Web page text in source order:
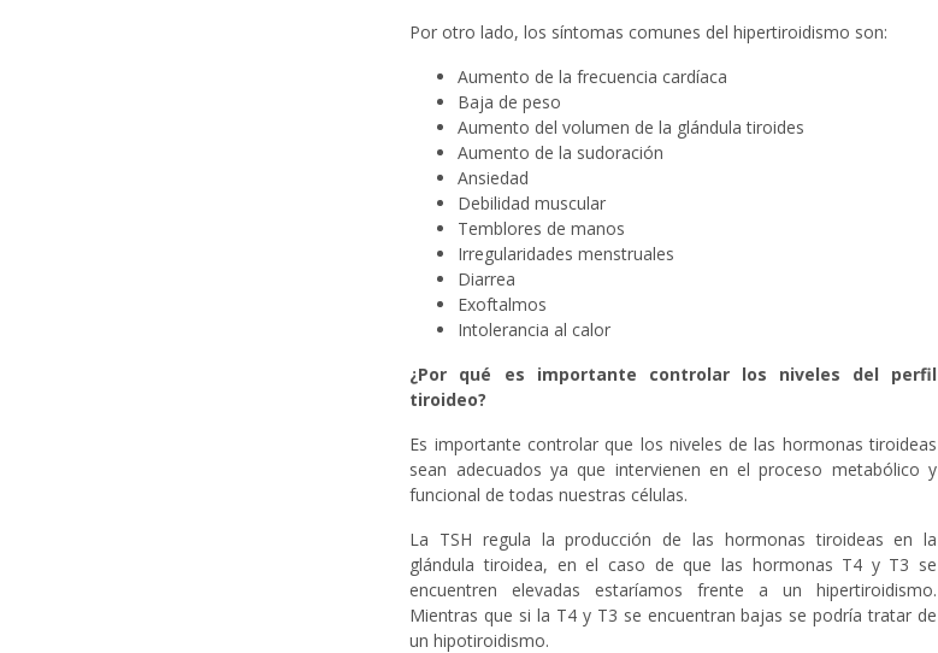
Por otro lado, los síntomas comunes del hipertiroidismo son:
Aumento de la frecuencia cardíaca
Baja de peso
Aumento del volumen de la glándula tiroides
Aumento de la sudoración
Ansiedad
Debilidad muscular
Temblores de manos
Irregularidades menstruales
Diarrea
Exoftalmos
Intolerancia al calor
¿Por qué es importante controlar los niveles del perfil
tiroideo?
Es importante controlar que los niveles de las hormonas tiroideas
sean adecuados ya que intervienen en el proceso metabólico y
funcional de todas nuestras células.
La TSH regula la producción de las hormonas tiroideas en la
glándula tiroidea, en el caso de que las hormonas T4 y T3 se
encuentren elevadas estaríamos frente a un hipertiroidismo.
Mientras que si la T4 y T3 se encuentran bajas se podría tratar de
un hipotiroidismo.